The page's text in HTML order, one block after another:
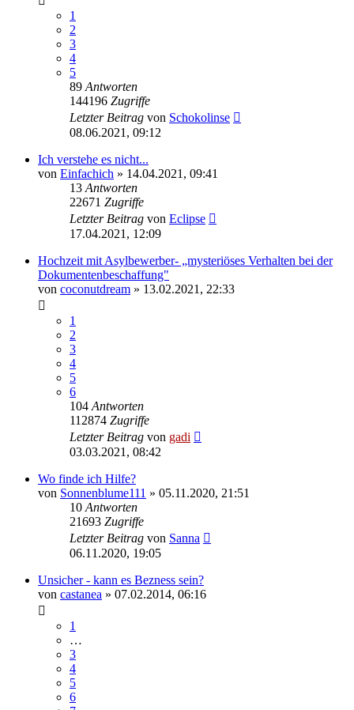
1
2
3
4
5
89 Antworten
144196 Zugriffe
Letzter Beitrag von Schokolinse
08.06.2021, 09:12
Ich verstehe es nicht...
von Einfachich » 14.04.2021, 09:41
13 Antworten
22671 Zugriffe
Letzter Beitrag von Eclipse
17.04.2021, 12:09
Hochzeit mit Asylbewerber- „mysteriöses Verhalten bei der
Dokumentenbeschaffung"
von coconutdream » 13.02.2021, 22:33
1
2
3
4
5
6
104 Antworten
112874 Zugriffe
Letzter Beitrag von gadi
03.03.2021, 08:42
Wo finde ich Hilfe?
von Sonnenblume111 » 05.11.2020, 21:51
10 Antworten
21693 Zugriffe
Letzter Beitrag von Sanna
06.11.2020, 19:05
Unsicher - kann es Bezness sein?
von castanea » 07.02.2014, 06:16
1
…
3
4
5
6